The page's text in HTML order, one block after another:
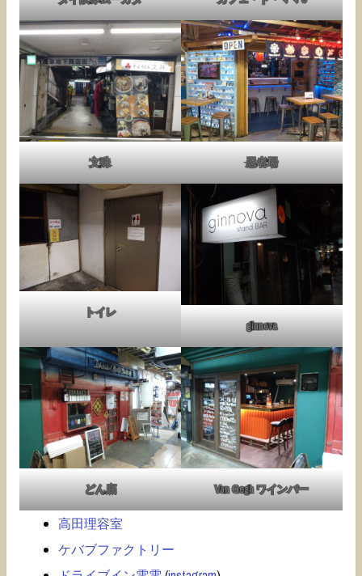
文殊 忍者場
トイレ
ginnova
どん底 Van Gogh ワインバー
高田理容室
ケバブファクトリー